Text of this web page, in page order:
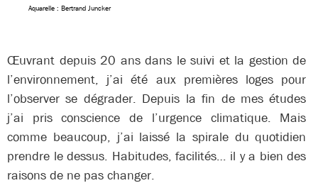
Aquarelle : Bertrand Juncker
Œuvrant depuis 20 ans dans le suivi et la gestion de
l’environnement, j’ai été aux premières loges pour
l’observer se dégrader. Depuis la fin de mes études
j’ai pris conscience de l’urgence climatique. Mais
comme beaucoup, j’ai laissé la spirale du quotidien
prendre le dessus. Habitudes, facilités… il y a bien des
raisons de ne pas changer.